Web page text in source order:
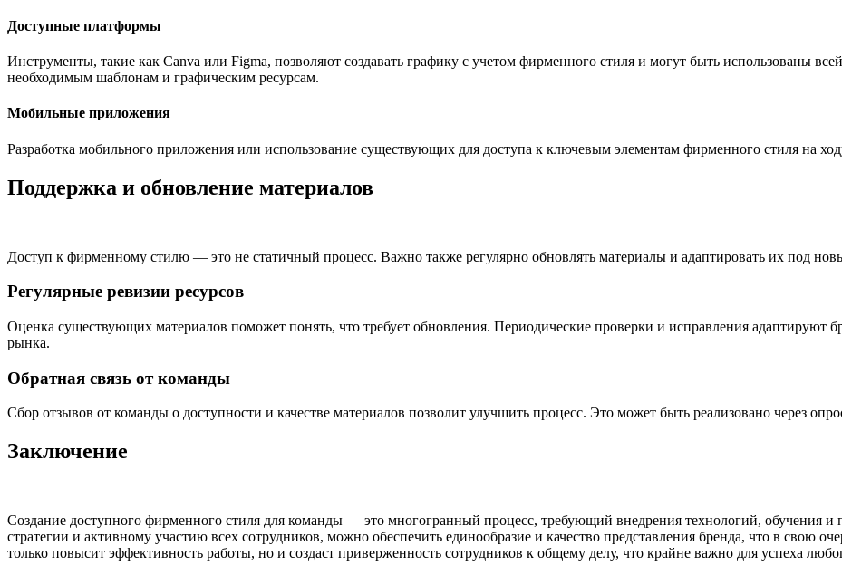
Доступные платформы
Инструменты, такие как Canva или Figma, позволяют создавать графику с учетом фирменного стиля и могут быть использованы
необходимым шаблонам и графическим ресурсам.
Мобильные приложения
Разработка мобильного приложения или использование существующих для доступа к ключевым элементам фирменного стиля на
Поддержка и обновление материалов
Доступ к фирменному стилю — это не статичный процесс. Важно также регулярно обновлять материалы и адаптировать их под
Регулярные ревизии ресурсов
Оценка существующих материалов поможет понять, что требует обновления. Периодические проверки и исправления адаптируют
рынка.
Обратная связь от команды
Сбор отзывов от команды о доступности и качестве материалов позволит улучшить процесс. Это может быть реализовано через
Заключение
Создание доступного фирменного стиля для команды — это многогранный процесс, требующий внедрения технологий, обучения и
стратегии и активному участию всех сотрудников, можно обеспечить единообразие и качество представления бренда, что в свою
только повысит эффективность работы, но и создаст приверженность сотрудников к общему делу, что крайне важно для успеха